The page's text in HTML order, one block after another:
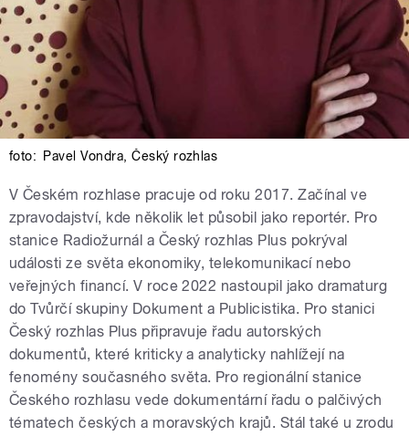
foto: Pavel Vondra,Český rozhlas
V Českém rozhlase pracuje od roku 2017. Začínal ve
zpravodajství, kde několik let působil jako reportér. Pro
stanice Radiožurnál a Český rozhlas Plus pokrýval
události ze světa ekonomiky, telekomunikací nebo
veřejných financí. V roce 2022 nastoupil jako dramaturg
do Tvůrčí skupiny Dokument a Publicistika. Pro stanici
Český rozhlas Plus připravuje řadu autorských
dokumentů, které kriticky a analyticky nahlížejí na
fenomény současného světa. Pro regionální stanice
Českého rozhlasu vede dokumentární řadu o palčivých
tématech českých a moravských krajů. Stál také u zrodu